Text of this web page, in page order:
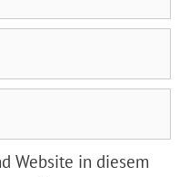
Website in diesem